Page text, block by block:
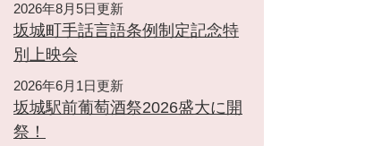
2026年8月5日更新
坂城町手話言語条例制定記念特
別上映会
2026年6月1日更新
坂城駅前葡萄酒祭2026盛大に開
祭！